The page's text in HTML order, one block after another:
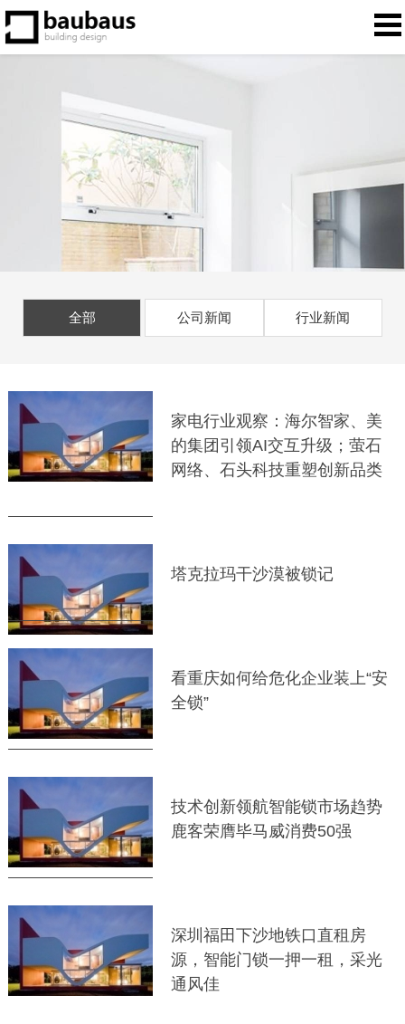
全部 公司新闻 行业新闻
家电行业观察：海尔智家、美
的集团引领AI交互升级；萤石
网络、石头科技重塑创新品类
塔克拉玛干沙漠被锁记
看重庆如何给危化企业装上“安
全锁”
技术创新领航智能锁市场趋势
鹿客荣膺毕马威消费50强
深圳福田下沙地铁口直租房
源，智能门锁一押一租，采光
通风佳